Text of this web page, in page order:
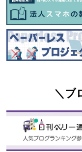
＼ブ